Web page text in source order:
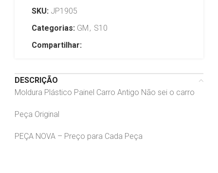
SKU: JP1905
Categorias: GM , S10
Compartilhar:
DESCRIÇÃO
Moldura Plástico Painel Carro Antigo Não sei o carro
Peça Original
PEÇA NOVA – Preço para Cada Peça